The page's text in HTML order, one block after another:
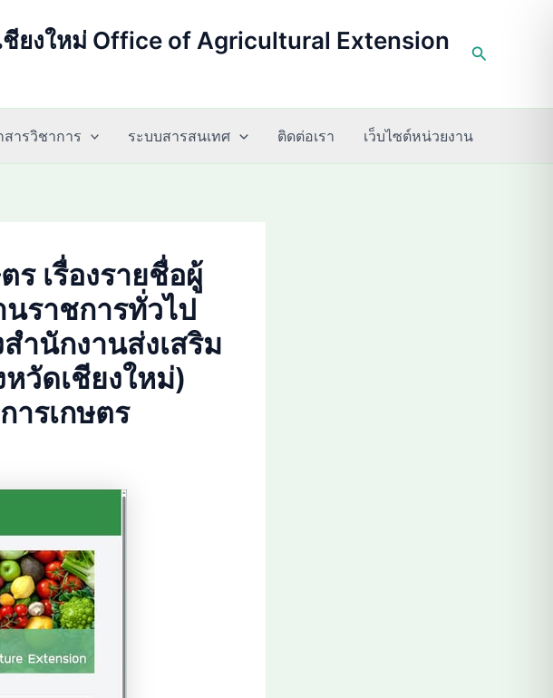
ยงใหม่ Office of Agricultural Extension
Search
สารวิชาการ ระบบสารสนเทศ ติดต่อเรา เว็บไซต์หน่วยงาน
ร เรื่องรายชื่อผู้
นราชการทั่วไป
ำนักงานส่งเสริม
วัดเชียงใหม่)
ารเกษตร